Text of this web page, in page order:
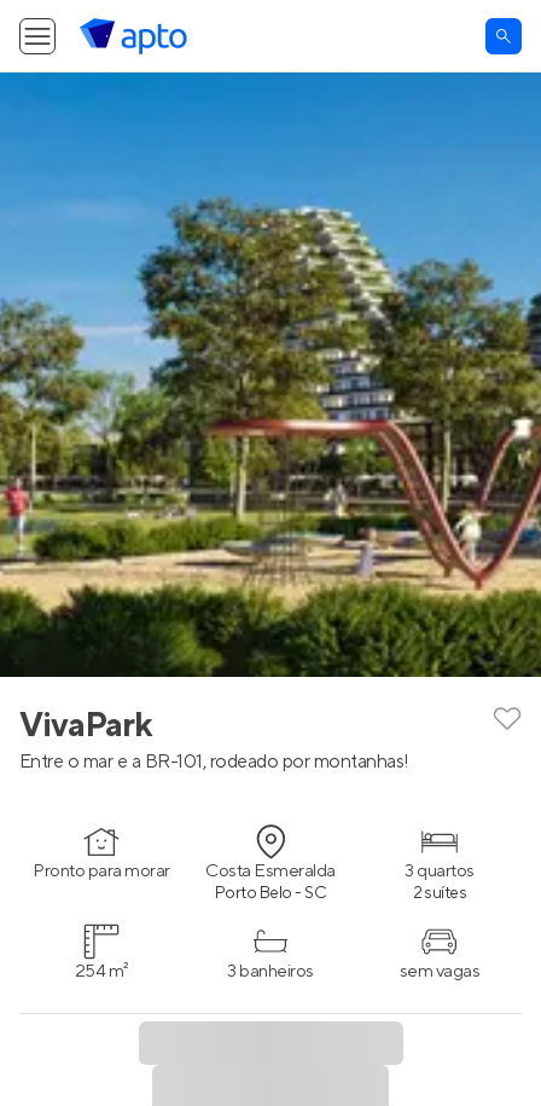
VivaPark
Entre o mar e a BR-101, rodeado por montanhas!
Pronto para morar Costa Esmeralda
Porto Belo - SC
3 quartos
2 suítes
254 m² 3 banheiros sem vagas